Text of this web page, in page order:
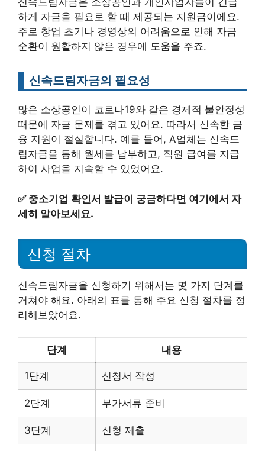
하게 자금을 필요로 할 때 제공되는 지원금이에요.
주로 창업 초기나 경영상의 어려움으로 인해 자금
순환이 원활하지 않은 경우에 도움을 주죠.
신속드림자금의 필요성
많은 소상공인이 코로나19와 같은 경제적 불안정성
때문에 자금 문제를 겪고 있어요. 따라서 신속한 금
융 지원이 절실합니다. 예를 들어, A업체는 신속드
림자금을 통해 월세를 납부하고, 직원 급여를 지급
하여 사업을 지속할 수 있었어요.
✅ 중소기업 확인서 발급이 궁금하다면 여기에서 자
세히 알아보세요.
신청 절차
신속드림자금을 신청하기 위해서는 몇 가지 단계를
거쳐야 해요. 아래의 표를 통해 주요 신청 절차를 정
리해보았어요.
단계 내용
1단계 신청서 작성
2단계 부가서류 준비
3단계 신청 제출